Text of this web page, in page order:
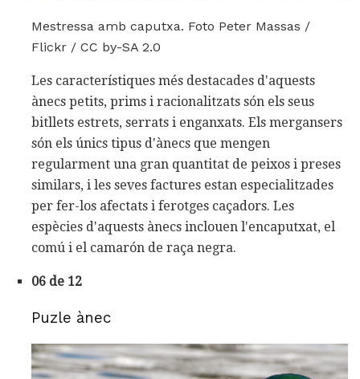
Mestressa amb caputxa. Foto Peter Massas /
Flickr / CC by-SA 2.0
Les característiques més destacades d'aquests
ànecs petits, prims i racionalitzats són els seus
bitllets estrets, serrats i enganxats. Els mergansers
són els únics tipus d'ànecs que mengen
regularment una gran quantitat de peixos i preses
similars, i les seves factures estan especialitzades
per fer-los afectats i ferotges caçadors. Les
espècies d'aquests ànecs inclouen l'encaputxat, el
comú i el camarón de raça negra.
06 de 12
Puzle ànec